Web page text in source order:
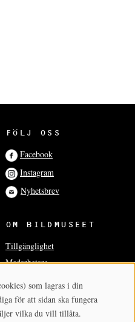
FÖLJ OSS
Facebook
Instagram
Nyhetsbrev
OM BILDMUSEET
Tillgänglighet
Medarbetare
Hantera kakor
som lagras i din
för att sidan ska fungera
vilka du vill tillåta.